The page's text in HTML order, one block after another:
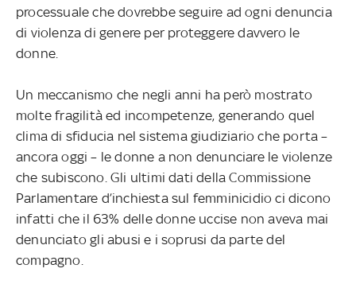
processuale che dovrebbe seguire ad ogni denuncia
di violenza di genere per proteggere davvero le
donne.
Un meccanismo che negli anni ha però mostrato
molte fragilità ed incompetenze, generando quel
clima di sfiducia nel sistema giudiziario che porta –
ancora oggi – le donne a non denunciare le violenze
che subiscono. Gli ultimi dati della Commissione
Parlamentare d’inchiesta sul femminicidio ci dicono
infatti che il 63% delle donne uccise non aveva mai
denunciato gli abusi e i soprusi da parte del
compagno.